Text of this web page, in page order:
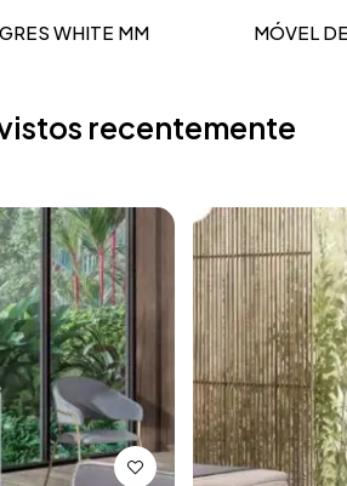
WHITE MM MÓVEL
recentemente